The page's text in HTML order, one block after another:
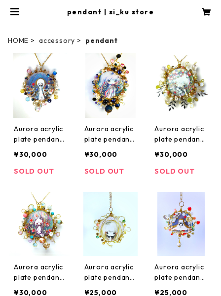
pendant | si_ku store
HOME accessory pendant
Aurora acrylic
plate pendant
¥30,000
SOLD OUT
Aurora acrylic
plate pendant
¥30,000
SOLD OUT
Aurora acrylic
plate pendant
¥30,000
SOLD OUT
Aurora acrylic
plate pendant
¥30,000
Aurora acrylic
plate pendant
¥25,000
Aurora acrylic
plate pendant
¥25,000